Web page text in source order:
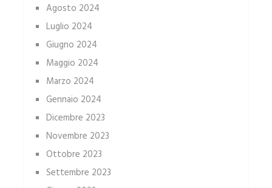
Agosto 2024
Luglio 2024
Giugno 2024
Maggio 2024
Marzo 2024
Gennaio 2024
Dicembre 2023
Novembre 2023
Ottobre 2023
Settembre 2023